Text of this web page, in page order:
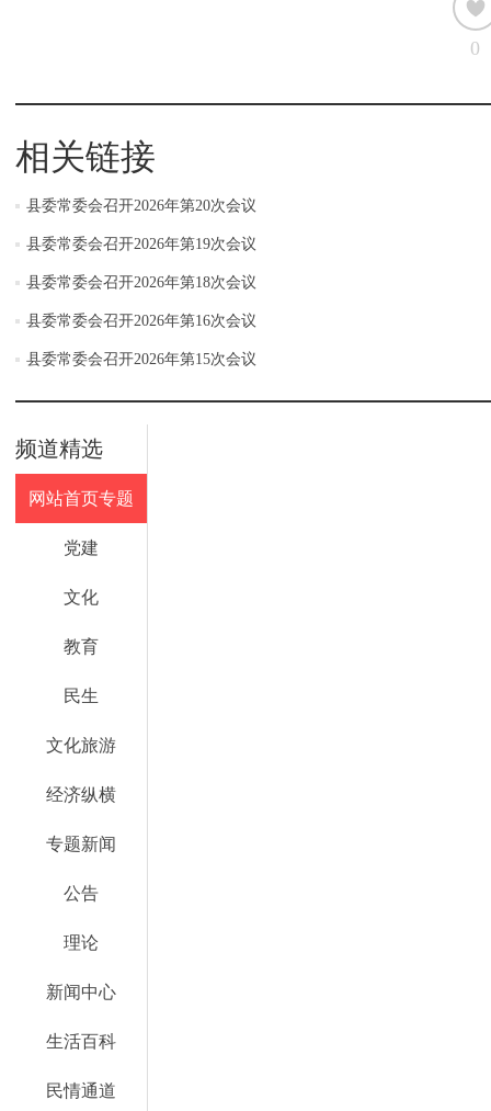
0
相关链接
县委常委会召开2026年第20次会议
县委常委会召开2026年第19次会议
县委常委会召开2026年第18次会议
县委常委会召开2026年第16次会议
县委常委会召开2026年第15次会议
频道精选
网站首页专题
党建
文化
教育
民生
文化旅游
经济纵横
专题新闻
公告
理论
新闻中心
生活百科
民情通道